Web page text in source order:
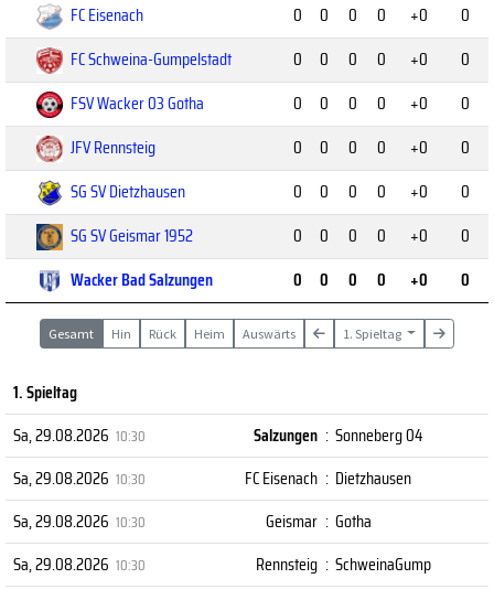
FC Eisenach
0 0 0 0 +0
0
FC Schweina-Gumpelstadt
0 0 0 0 +0
0
FSV Wacker 03 Gotha
0 0 0 0 +0
0
JFV Rennsteig
0 0 0 0 +0
0
SG SV Dietzhausen
0 0 0 0 +0
0
SG SV Geismar 1952
0 0 0 0 +0
0
Wacker Bad Salzungen
0 0 0 0 +0 0
Gesamt Hin Rück Heim Auswärts 1. Spieltag
1. Spieltag
Sa, 29.08.2026 10:30 Salzungen : Sonneberg 04
Sa, 29.08.2026 10:30 FC Eisenach : Dietzhausen
Sa, 29.08.2026 10:30 Geismar : Gotha
Sa, 29.08.2026 10:30 Rennsteig : SchweinaGump